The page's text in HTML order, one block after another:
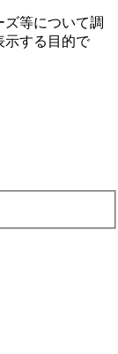
等について調
⽰する⽬的で